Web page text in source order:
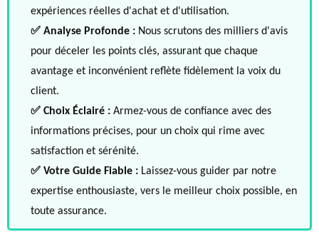
expériences réelles d'achat et d'utilisation.
✅ Analyse Profonde : Nous scrutons des milliers d'avis
pour déceler les points clés, assurant que chaque
avantage et inconvénient reflète fidèlement la voix du
client.
✅ Choix Éclairé : Armez-vous de confiance avec des
informations précises, pour un choix qui rime avec
satisfaction et sérénité.
✅ Votre Guide Fiable : Laissez-vous guider par notre
expertise enthousiaste, vers le meilleur choix possible, en
toute assurance.